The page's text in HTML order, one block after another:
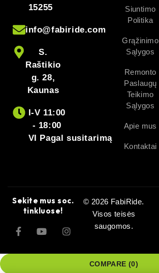
15255
info@fabiride.com
S.
Raštikio
g. 28,
Kaunas
I-V 11:00
- 18:00
VI Pagal susitarimą
Siuntimo
Politika
Grąžinimo
Sąlygos
Remonto
Paslaugų
Teikimo
Sąlygos
Apie mus
Kontaktai
Sekite mus soc.
tinkluose!
© 2026 FabiRide.
Visos teisės
saugomos.
COMPARE (0)